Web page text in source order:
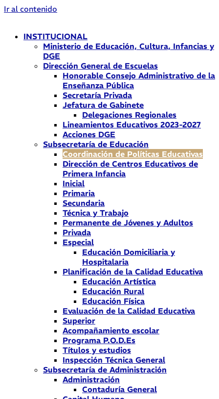
Ir al contenido
INSTITUCIONAL
Ministerio de Educación, Cultura, Infancias y
DGE
Dirección General de Escuelas
Honorable Consejo Administrativo de la
Enseñanza Pública
Secretaría Privada
Jefatura de Gabinete
Delegaciones Regionales
Lineamientos Educativos 2023-2027
Acciones DGE
Subsecretaría de Educación
Coordinación de Políticas Educativas
Dirección de Centros Educativos de
Primera Infancia
Inicial
Primaria
Secundaria
Técnica y Trabajo
Permanente de Jóvenes y Adultos
Privada
Especial
Educación Domiciliaria y
Hospitalaria
Planificación de la Calidad Educativa
Educación Artística
Educación Rural
Educación Física
Evaluación de la Calidad Educativa
Superior
Acompañamiento escolar
Programa P.O.D.Es
Títulos y estudios
Inspección Técnica General
Subsecretaría de Administración
Administración
Contaduría General